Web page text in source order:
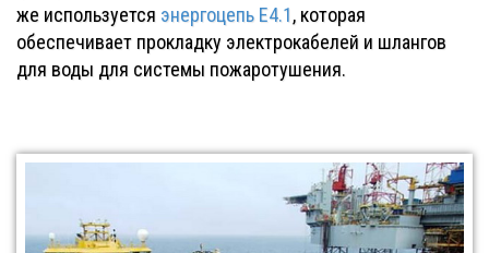
же используется энергоцепь E4.1, которая
обеспечивает прокладку электрокабелей и шлангов
для воды для системы пожаротушения.